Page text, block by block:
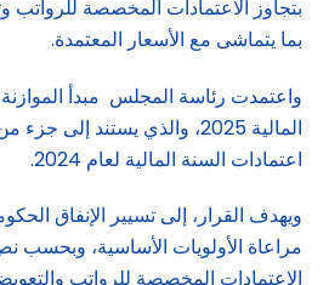
بتجاوز الاعتمادات المخصصة للرواتب
بما يتماشى مع الأسعار المعتمدة.
واعتمدت رئاسة المجلس مبدأ
المالية 2025، والذي يستند
اعتمادات السنة المالية لعام 2024.
ويهدف القرار، إلى تسيير الإنفاق
مراعاة الأولويات الأساسية، وبحسب
الاعتمادات المخصصة للرواتب